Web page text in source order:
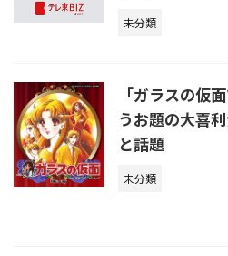
未分類
「ガラスの仮
うお題の大喜
と話題
未分類